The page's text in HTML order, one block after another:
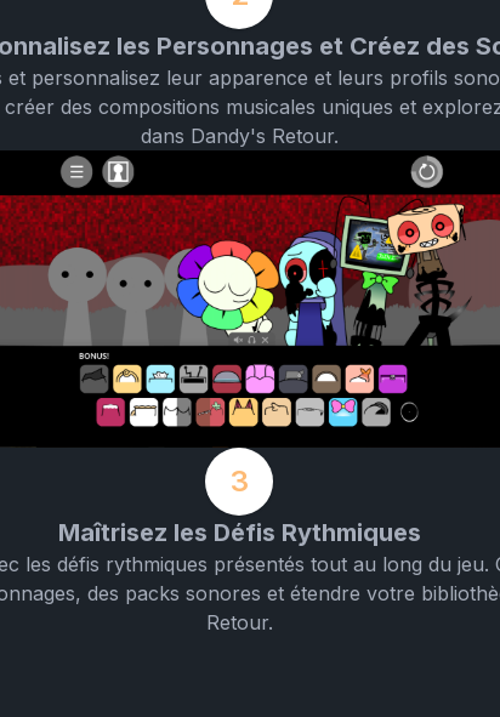
les Personnages et Créez des
et personnalisez leur apparence et leurs profils
des compositions musicales uniques et
dans Dandy's Retour.
3
Maîtrisez les Défis Rythmiques
les défis rythmiques présentés tout au long du jeu.
des packs sonores et étendre votre
Retour.